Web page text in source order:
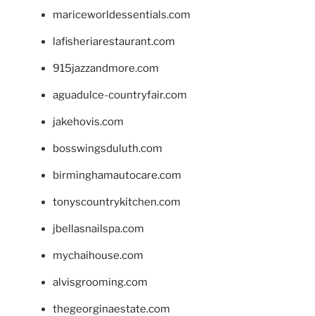
mariceworldessentials.com
lafisheriarestaurant.com
915jazzandmore.com
aguadulce-countryfair.com
jakehovis.com
bosswingsduluth.com
birminghamautocare.com
tonyscountrykitchen.com
jbellasnailspa.com
mychaihouse.com
alvisgrooming.com
thegeorginaestate.com